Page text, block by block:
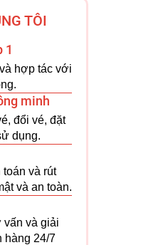
TÔI
1
hợp tác với
minh
đổi vé, đặt
dụng.
và rút
và an toàn.
và giải
hàng 24/7